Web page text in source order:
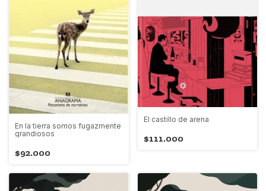
En la tierra somos fugazmente
grandiosos
$92.000
El castillo de arena
$111.000